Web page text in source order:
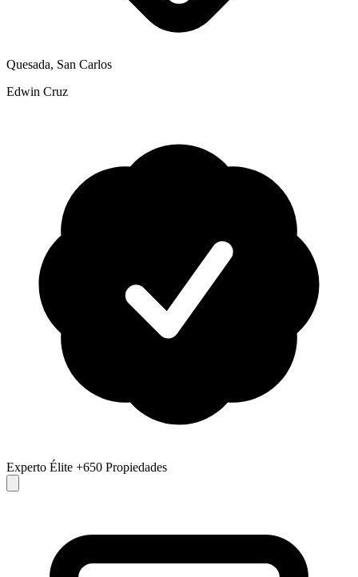
Quesada, San Carlos
Edwin Cruz
Experto Élite +650 Propiedades